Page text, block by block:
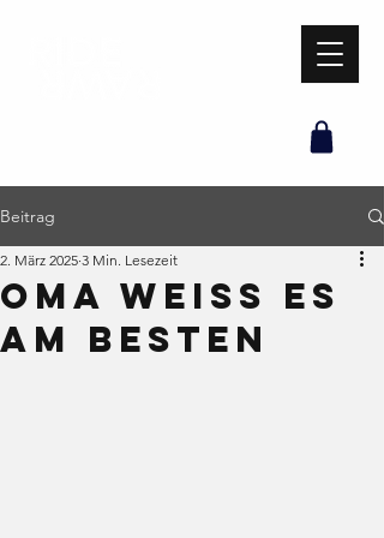
Beitrag
OMA WEISS ES
AM BESTEN
2. März 2025 3 Min. Lesezeit